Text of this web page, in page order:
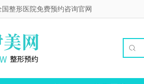
整形医院免费预约咨询官网
